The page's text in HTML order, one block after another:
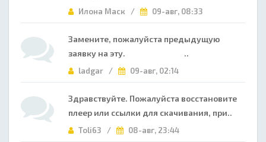
Илона Маск / 09-авг, 08:33
Замените, пожалуйста предыдущую
заявку на эту. ..
ladgar / 09-авг, 02:14
Здравствуйте. Пожалуйста восстановите
плеер или ссылки для скачивания, при..
Toli63 / 08-авг, 23:44